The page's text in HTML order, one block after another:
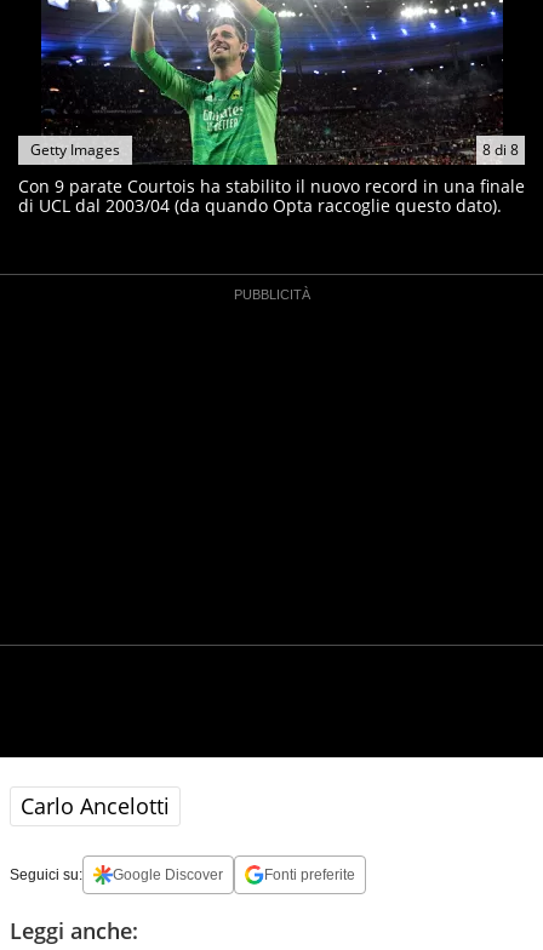
8di 8
Getty Images
Con 9 parate Courtois ha stabilito il nuovo record in una finale
di UCL dal 2003/04 (da quando Opta raccoglie questo dato).
Carlo Ancelotti
Seguici su: Google Discover Fonti preferite
Leggi anche: